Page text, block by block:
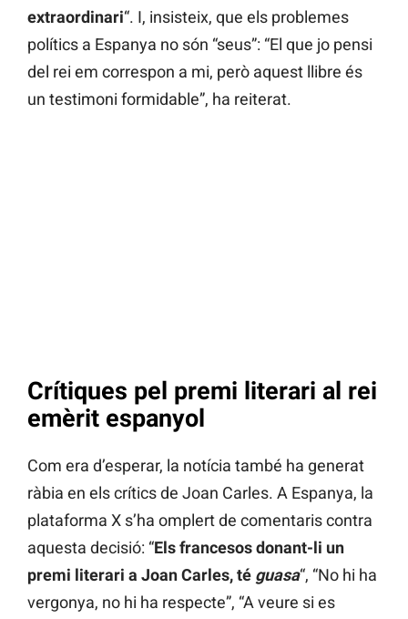
extraordinari“. I, insisteix, que els problemes
polítics a Espanya no són “seus”: “El que jo pensi
del rei em correspon a mi, però aquest llibre és
un testimoni formidable”, ha reiterat.
Crítiques pel premi literari al rei
emèrit espanyol
Com era d’esperar, la notícia també ha generat
ràbia en els crítics de Joan Carles. A Espanya, la
plataforma X s’ha omplert de comentaris contra
aquesta decisió: “Els francesos donant-li un
premi literari a Joan Carles, té guasa“, “No hi ha
vergonya, no hi ha respecte”, “A veure si es